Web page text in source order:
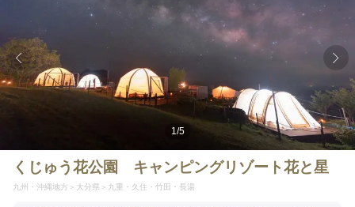
1/5
くじゅう花公園 キャンピングリゾート花と星
九州・沖縄地方 大分県 九重・久住・竹田・長湯